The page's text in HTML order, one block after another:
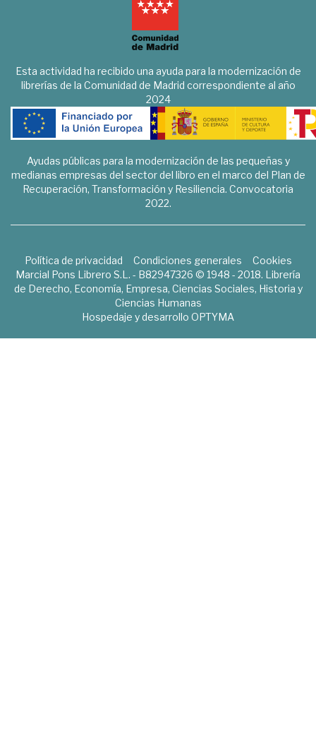
Esta actividad ha recibido una ayuda para la modernización de
librerías de la Comunidad de Madrid correspondiente al año
2024
Ayudas públicas para la modernización de las pequeñas y
medianas empresas del sector del libro en el marco del Plan de
Recuperación, Transformación y Resiliencia. Convocatoria
2022.
Política de privacidad Condiciones generales
Cookies
Marcial Pons Librero S.L. - B82947326 © 1948 - 2018. Librería
de Derecho, Economía, Empresa, Ciencias Sociales, Historia y
Ciencias Humanas
Hospedaje y desarrollo OPTYMA